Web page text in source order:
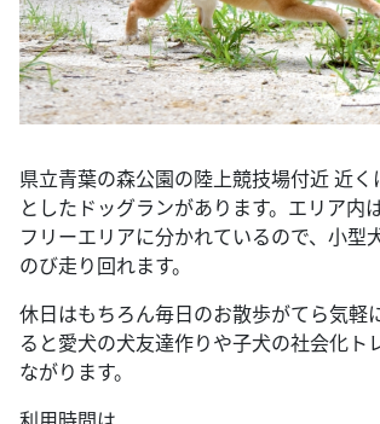
県立青葉の森公園の陸上競技場付近 近く
としたドッグランがあります。エリア内
フリーエリアに分かれているので、小型
のび走り回れます。
休日はもちろん毎日のお散歩がてら気軽
ると愛犬の犬友達作りや子犬の社会化ト
ながります。